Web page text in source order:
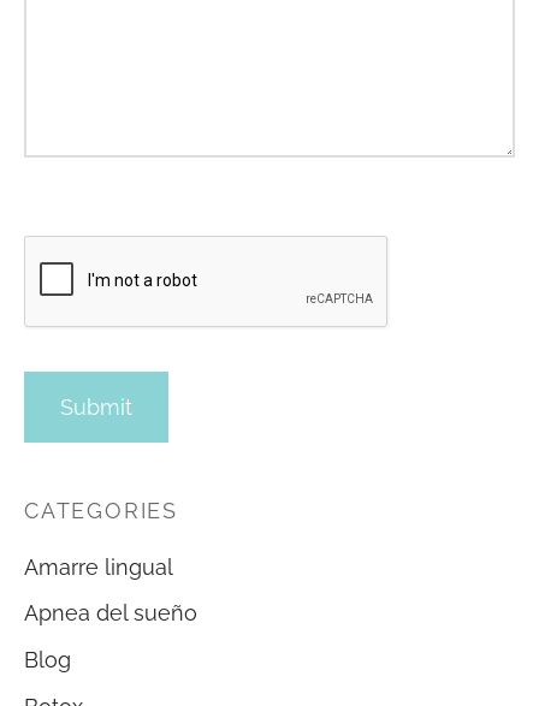
CATEGORIES
Amarre lingual
Apnea del sueño
Blog